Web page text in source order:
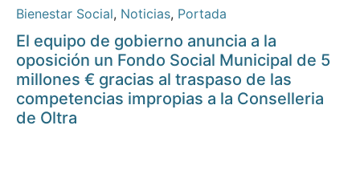
Bienestar Social, Noticias, Portada
El equipo de gobierno anuncia a la
oposición un Fondo Social Municipal de 5
millones € gracias al traspaso de las
competencias impropias a la Conselleria
de Oltra